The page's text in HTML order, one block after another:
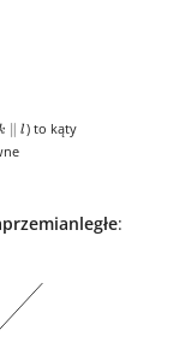
k\parallel
l) to kąty
: